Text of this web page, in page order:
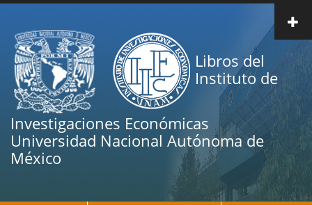
Pasar
contenido
principal
Libros del
Instituto de
Investigaciones Económicas
Universidad Nacional Autónoma de
México